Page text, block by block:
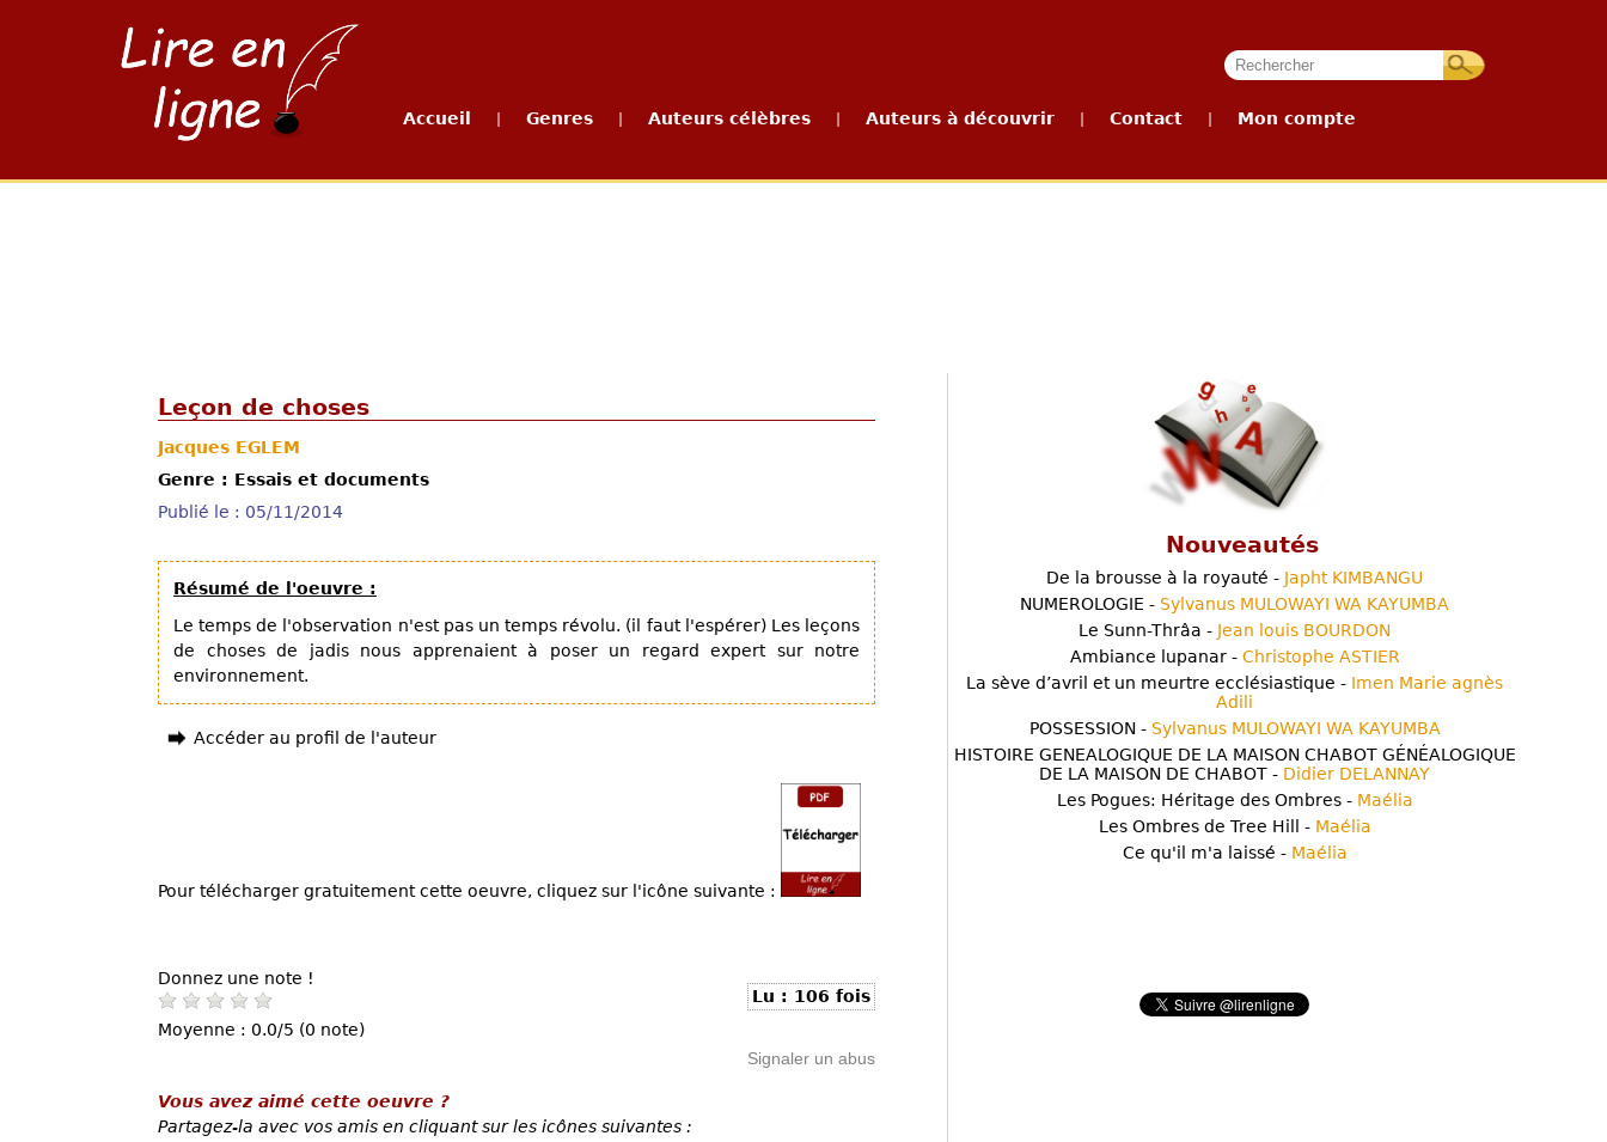
Accueil Genres Auteurs célèbres Auteurs à découvrir Contact Mon compte
Leçon de choses
Jacques EGLEM
Genre : Essais et documents
Publié le : 05/11/2014
Résumé de l'oeuvre :
Le temps de l'observation n'est pas un temps révolu. (il faut l'espérer) Les leçons
de choses de jadis nous apprenaient à poser un regard expert sur notre
environnement.
Accéder au profil de l'auteur
Pour télécharger gratuitement cette oeuvre, cliquez sur l'icône suivante :
Donnez une note !
Moyenne : 0.0/5 (0 note)
Lu : 106 fois
Signaler un abus
Vous avez aimé cette oeuvre ?
Partagez-la avec vos amis en cliquant sur les icônes suivantes :
Nouveautés
De la brousse à la royauté - Japht KIMBANGU
NUMEROLOGIE - Sylvanus MULOWAYI WA KAYUMBA
Le Sunn-Thrâa - Jean louis BOURDON
Ambiance lupanar - Christophe ASTIER
La sève d’avril et un meurtre ecclésiastique - Imen Marie agnès
Adili
POSSESSION - Sylvanus MULOWAYI WA KAYUMBA
HISTOIRE GENEALOGIQUE DE LA MAISON CHABOT GÉNÉALOGIQUE
DE LA MAISON DE CHABOT - Didier DELANNAY
Les Pogues: Héritage des Ombres - Maélia
Les Ombres de Tree Hill - Maélia
Ce qu'il m'a laissé - Maélia